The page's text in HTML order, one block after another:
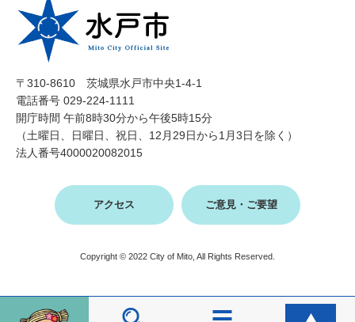
〒310-8610 茨城県水戸市中央1-4-1
電話番号 029-224-1111
開庁時間 午前8時30分から午後5時15分
（土曜日、日曜日、祝日、12月29日から1月3日を除く）
法人番号4000020082015
アクセス ご意見・ご要望
Copyright © 2022 City of Mito, All Rights Reserved.